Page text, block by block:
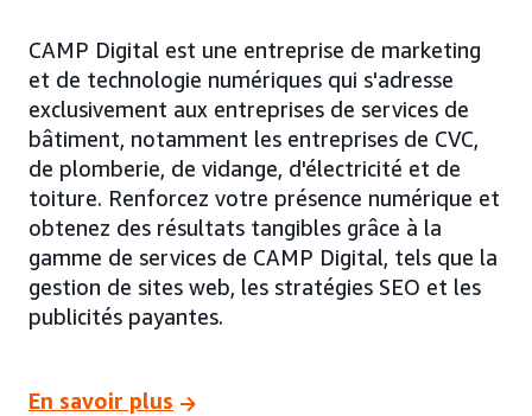
CAMP Digital est une entreprise de marketing
et de technologie numériques qui s'adresse
exclusivement aux entreprises de services de
bâtiment, notamment les entreprises de CVC,
de plomberie, de vidange, d'électricité et de
toiture. Renforcez votre présence numérique et
obtenez des résultats tangibles grâce à la
gamme de services de CAMP Digital, tels que la
gestion de sites web, les stratégies SEO et les
publicités payantes.
En savoir plus